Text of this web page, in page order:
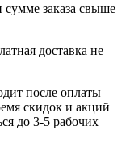
сумме заказа свыше
доставка не
после оплаты
скидок и акций
до 3-5 рабочих